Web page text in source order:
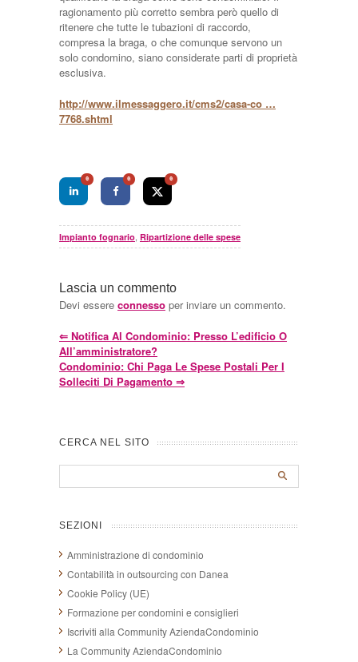
ragionamento più corretto sembra però quello di
ritenere che tutte le tubazioni di raccordo,
compresa la braga, o che comunque servono un
solo condomino, siano considerate parti di proprietà
esclusiva.
http://www.ilmessaggero.it/cms2/casa-co …
7768.shtml
0 0 0
Impianto fognario Ripartizione delle spese
Lascia un commento
Devi essere connesso per inviare un commento.
⇐ Notifica Al Condominio: Presso L’edificio O
All’amministratore?
Condominio: Chi Paga Le Spese Postali Per I
Solleciti Di Pagamento ⇒
CERCA NEL SITO
SEZIONI
Amministrazione di condominio
Contabilità in outsourcing con Danea
Cookie Policy (UE)
Formazione per condomini e consiglieri
Iscriviti alla Community AziendaCondominio
La Community AziendaCondominio